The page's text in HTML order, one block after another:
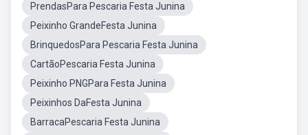
PrendasPara Pescaria Festa Junina
Peixinho GrandeFesta Junina
BrinquedosPara Pescaria Festa Junina
CartãoPescaria Festa Junina
Peixinho PNGPara Festa Junina
Peixinhos DaFesta Junina
BarracaPescaria Festa Junina